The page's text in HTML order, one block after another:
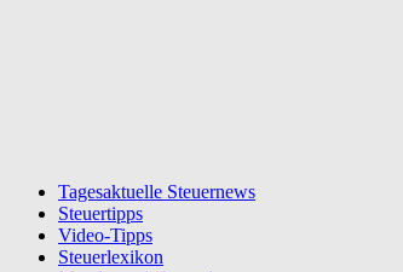
Tagesaktuelle Steuernews
Steuertipps
Video-Tipps
Steuerlexikon